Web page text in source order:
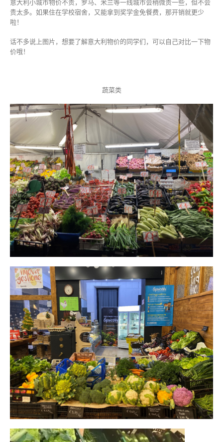
意大利小城市物价不贵，罗马、米兰等一线城市会稍微贵一些，但不会
贵太多。如果住在学校宿舍，又能拿到奖学金免餐费，那开销就更少
啦！
话不多说上图片，想要了解意大利物价的同学们，可以自己对比一下物
价哦！
蔬菜类